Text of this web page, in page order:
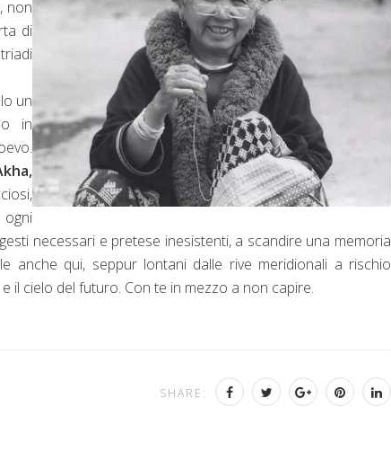
non
di
un
in
necessari e pretese inesistenti, a scandire una memoria
anche qui, seppur lontani dalle rive meridionali a rischio
il cielo del futuro. Con te in mezzo a non capire.
SHARE: